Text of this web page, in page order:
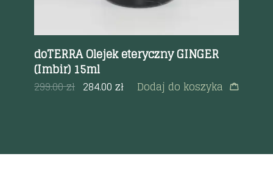
doTERRA Olejek eteryczny GINGER
(Imbir) 15ml
299.00zł 284.00zł Dodaj do koszyka